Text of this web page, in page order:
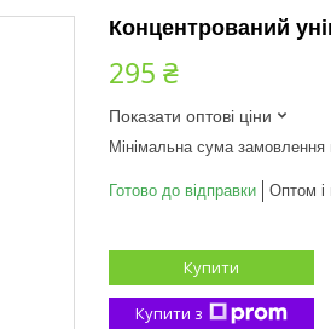
Концентрований
295 ₴
Показати оптові ціни
Мінімальна сума
Готово до відправки Оптом і
Купити
Купити з